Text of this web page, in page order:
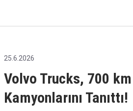
25.6.2026
Volvo Trucks, 700
Kamyonlarını Tanıttı!